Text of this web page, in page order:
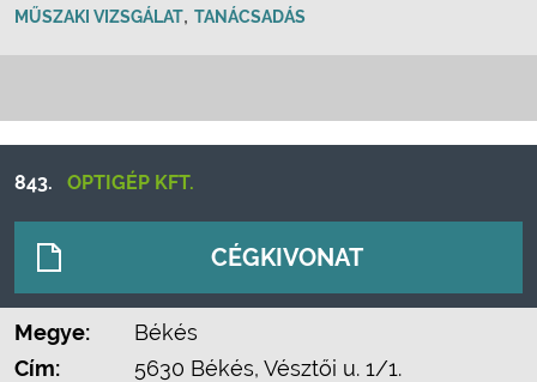
MŰSZAKI VIZSGÁLAT, TANÁCSADÁS
843. OPTIGÉP KFT.
CÉGKIVONAT
Megye:
Békés
Cím:
5630 Békés, Vésztői u. 1/1.